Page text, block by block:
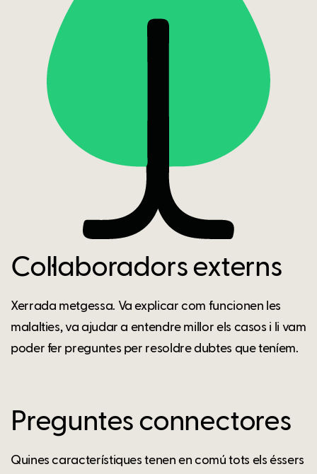
Col·laboradors externs
Xerrada metgessa. Va explicar com funcionen les
malalties, va ajudar a entendre millor els casos i li vam
poder fer preguntes per resoldre dubtes que teníem.
Preguntes connectores
Quines característiques tenen en comú tots els éssers